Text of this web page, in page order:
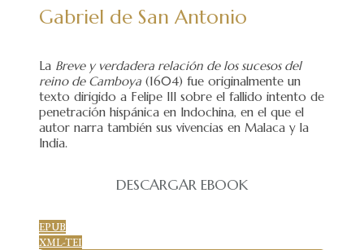
Gabriel de San Antonio
La Breve y verdadera relación de los sucesos del
reino de Camboya (1604) fue originalmente un
texto dirigido a Felipe III sobre el fallido intento de
penetración hispánica en Indochina, en el que el
autor narra también sus vivencias en Malaca y la
India.
DESCARGAR EBOOK
EPUB
XML-TEI